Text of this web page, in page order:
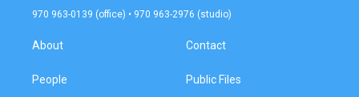
a
k
970 963-0139 (office) • 970 963-2976 (studio)
About
People
Contact
Public Files